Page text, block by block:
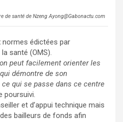
de santé de Nzeng Ayong@Gabonactu.com
normes édictées par
santé (OMS).
peut facilement orienter les
démontre de son
qui se passe dans ce centre
poursuivi.
et d’appui technique mais
bailleurs de fonds afin